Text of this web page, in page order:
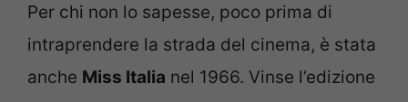
Per chi non lo sapesse, poco prima di
intraprendere la strada del cinema, è stata
anche Miss Italia nel 1966. Vinse l’edizione